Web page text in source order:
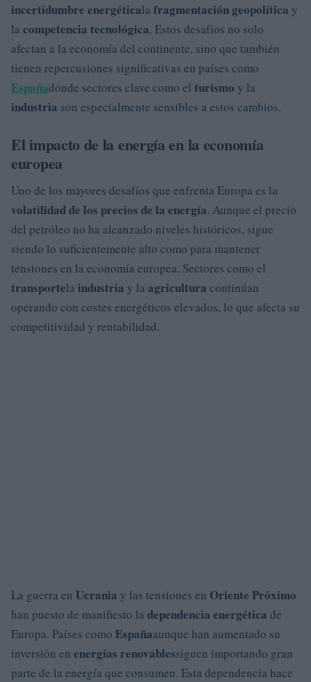
incertidumbre energéticala fragmentación geopolítica y
la competencia tecnológica. Estos desafíos no solo
afectan a la economía del continente, sino que también
tienen repercusiones significativas en países como
Españadonde sectores clave como el turismo y la
industria son especialmente sensibles a estos cambios.
El impacto de la energía en la economía
europea
Uno de los mayores desafíos que enfrenta Europa es la
volatilidad de los precios de la energía. Aunque el precio
del petróleo no ha alcanzado niveles históricos, sigue
siendo lo suficientemente alto como para mantener
tensiones en la economía europea. Sectores como el
transportela industria y la agricultura continúan
operando con costes energéticos elevados, lo que afecta su
competitividad y rentabilidad.
La guerra en Ucrania y las tensiones en Oriente Próximo
han puesto de manifiesto la dependencia energética de
Europa. Países como Españaaunque han aumentado su
inversión en energías renovablessiguen importando gran
parte de la energía que consumen. Esta dependencia hace